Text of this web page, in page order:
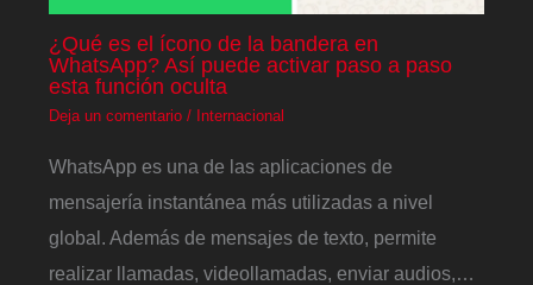
¿Qué es el ícono de la bandera en
WhatsApp? Así puede activar paso a paso
esta función oculta
Deja un comentario / Internacional
WhatsApp es una de las aplicaciones de
mensajería instantánea más utilizadas a nivel
global. Además de mensajes de texto, permite
realizar llamadas, videollamadas, enviar audios,…